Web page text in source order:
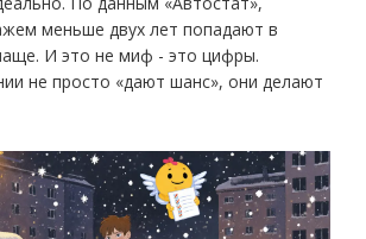
меньше двух лет попадают в
И это не миф - это цифры.
не просто «дают шанс», они делают